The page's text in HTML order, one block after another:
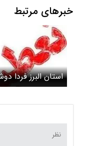
خبرهای مرتبط
تعطیل شد